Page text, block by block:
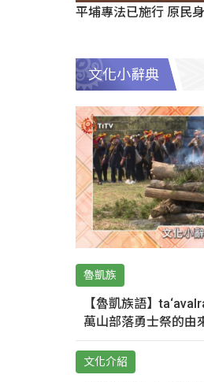
平埔專法已施行 原民
文化小辭典
魯凱族
【魯凱族語】
萬山部落勇士祭的由
文化介紹